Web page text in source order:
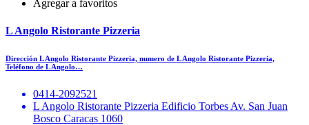
Agregar a favoritos
L Angolo Ristorante Pizzeria
Dirección L Angolo Ristorante Pizzeria, numero de L Angolo Ristorante Pizzeria,
Teléfono de L Angolo…
0414-2092521
L Angolo Ristorante Pizzeria Edificio Torbes Av. San Juan
Bosco Caracas 1060